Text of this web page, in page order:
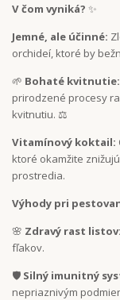
V čom vyniká? ✨
Jemné, ale účinné:
orchideí, ktoré by
🌱 Bohaté kvitnutie:
prirodzené procesy
kvitnutiu. ⚖️
Vitamínový koktail:
ktoré okamžite
prostredia.
Výhody pri
🌸 Zdravý rast listov:
fľakov.
🛡️ Silný imunitný
nepriaznivým